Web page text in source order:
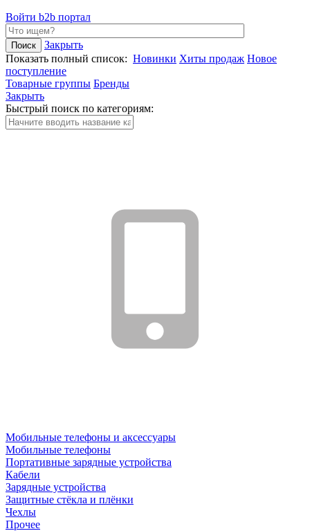
Войти b2b портал
Закрыть
Показать полный список: Новинки Хиты продаж Новое
поступление
Товарные группы Бренды
Закрыть
Быстрый поиск по категориям:
Мобильные телефоны и аксессуары
Мобильные телефоны
Портативные зарядные устройства
Кабели
Зарядные устройства
Защитные стёкла и плёнки
Чехлы
Прочее